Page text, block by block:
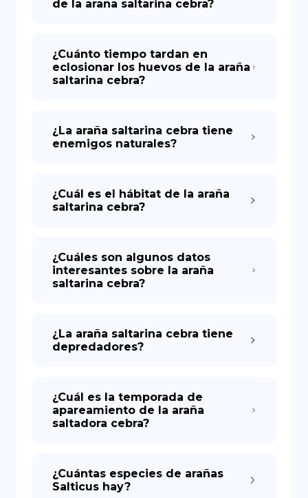
de la araña saltarina cebra?
¿Cuánto tiempo tardan en
eclosionar los huevos de la araña
saltarina cebra?
¿La araña saltarina cebra tiene
enemigos naturales?
¿Cuál es el hábitat de la araña
saltarina cebra?
¿Cuáles son algunos datos
interesantes sobre la araña
saltarina cebra?
¿La araña saltarina cebra tiene
depredadores?
¿Cuál es la temporada de
apareamiento de la araña
saltadora cebra?
¿Cuántas especies de arañas
Salticus hay?